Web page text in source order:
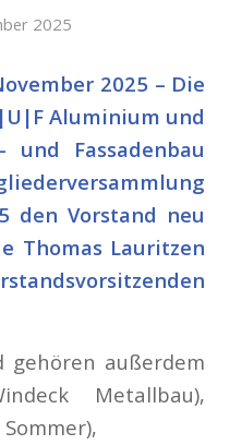
2025
2025 – Die
Aluminium und
Fassadenbau
den Vorstand neu
Thomas Lauritzen
gehören außerdem
Metallbau),